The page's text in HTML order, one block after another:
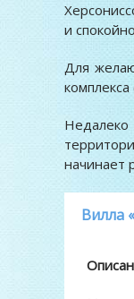
и
Для
начинает
Вилла